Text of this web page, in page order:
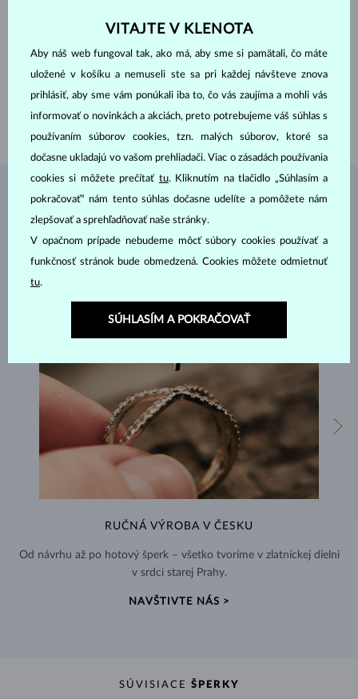
VÝBRUSguľatý
FARBAF
PRIEMER
ŠPERKY Z ATELIÉRU KLENOTA
RUČNÁ VÝROBA V ČESKU
Od návrhu až po hotový šperk – všetko tvoríme v zlatníckej dielni
v srdci starej Prahy.
NAVŠTIVTE NÁS >
SÚVISIACE ŠPERKY
VITAJTE V KLENOTA
Aby náš web fungoval tak, ako má, aby sme si pamätali, čo máte
uložené v košíku a nemuseli ste sa pri každej návšteve znova
prihlásiť, aby sme vám ponúkali iba to, čo vás zaujíma a mohli vás
informovať o novinkách a akciách, preto potrebujeme váš súhlas s
používaním súborov cookies, tzn. malých súborov, ktoré sa
dočasne ukladajú vo vašom prehliadači. Viac o zásadách používania
cookies si môžete prečítať tu. Kliknutím na tlačidlo „Súhlasím a
pokračovať“ nám tento súhlas dočasne udelíte a pomôžete nám
zlepšovať a sprehľadňovať naše stránky.
V opačnom prípade nebudeme môcť súbory cookies používať a
funkčnosť stránok bude obmedzená. Cookies môžete odmietnuť
tu.
SÚHLASÍM A POKRAČOVAŤ